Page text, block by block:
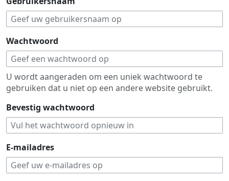
Wachtwoord
U wordt aangeraden om een uniek wachtwoord te
gebruiken dat u niet op een andere website gebruikt.
Bevestig wachtwoord
E-mailadres